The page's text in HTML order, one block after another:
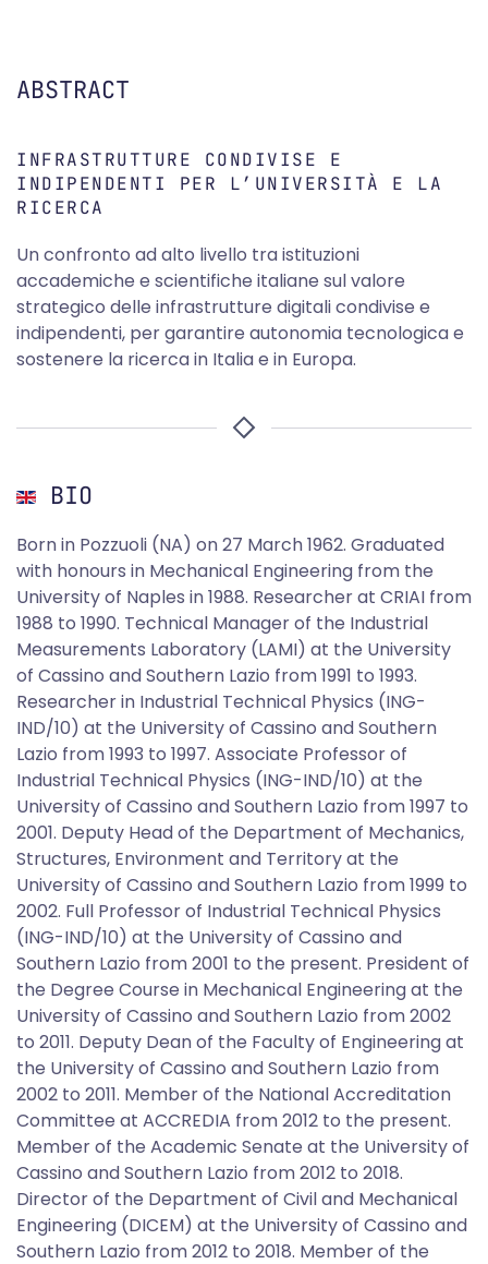
ABSTRACT
INFRASTRUTTURE CONDIVISE E
INDIPENDENTI PER L’UNIVERSITÀ E LA
RICERCA
Un confronto ad alto livello tra istituzioni
accademiche e scientifiche italiane sul valore
strategico delle infrastrutture digitali condivise e
indipendenti, per garantire autonomia tecnologica e
sostenere la ricerca in Italia e in Europa.
BIO
Born in Pozzuoli (NA) on 27 March 1962. Graduated
with honours in Mechanical Engineering from the
University of Naples in 1988. Researcher at CRIAI from
1988 to 1990. Technical Manager of the Industrial
Measurements Laboratory (LAMI) at the University
of Cassino and Southern Lazio from 1991 to 1993.
Researcher in Industrial Technical Physics (ING-
IND/10) at the University of Cassino and Southern
Lazio from 1993 to 1997. Associate Professor of
Industrial Technical Physics (ING-IND/10) at the
University of Cassino and Southern Lazio from 1997 to
2001. Deputy Head of the Department of Mechanics,
Structures, Environment and Territory at the
University of Cassino and Southern Lazio from 1999 to
2002. Full Professor of Industrial Technical Physics
(ING-IND/10) at the University of Cassino and
Southern Lazio from 2001 to the present. President of
the Degree Course in Mechanical Engineering at the
University of Cassino and Southern Lazio from 2002
to 2011. Deputy Dean of the Faculty of Engineering at
the University of Cassino and Southern Lazio from
2002 to 2011. Member of the National Accreditation
Committee at ACCREDIA from 2012 to the present.
Member of the Academic Senate at the University of
Cassino and Southern Lazio from 2012 to 2018.
Director of the Department of Civil and Mechanical
Engineering (DICEM) at the University of Cassino and
Southern Lazio from 2012 to 2018. Member of the